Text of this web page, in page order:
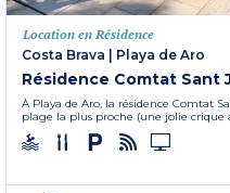
Location en Résidence
Costa Brava | Playa de Aro
Résidence Comtat Sant
À Playa de Aro, la résidence Comtat
plage la plus proche (une jolie crique